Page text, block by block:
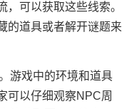
可以获取这些线索。
的道具或者解开谜题来
游戏中的环境和道具
可以仔细观察NPC周